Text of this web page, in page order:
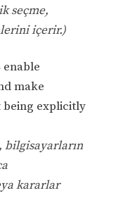
seçme,
içerir.)
enable
make
being explicitly
bilgisayarların
kararlar